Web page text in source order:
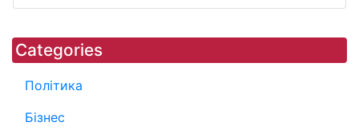
Categories
Політика
Бізнес